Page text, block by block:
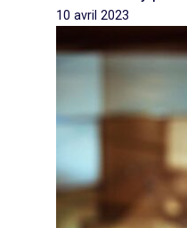
10 avril 2023